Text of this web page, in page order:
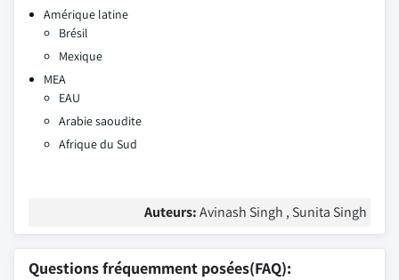
Amérique latine
Brésil
Mexique
MEA
EAU
Arabie saoudite
Afrique du Sud
Auteurs:Avinash Singh , Sunita Singh
Questions fréquemment posées(FAQ):